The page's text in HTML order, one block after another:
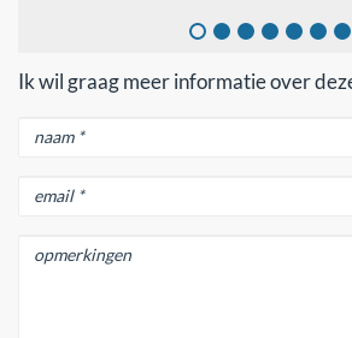
Ik wil graag meer informatie over